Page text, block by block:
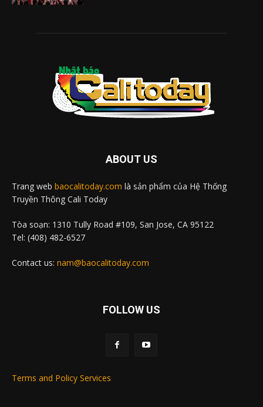
ABOUT US
Trang web baocalitoday.com là sản phẩm của Hệ Thống
Truyền Thông Cali Today
Tòa soạn: 1310 Tully Road #109, San Jose, CA 95122
Tel: (408) 482-6527
Contact us: nam@baocalitoday.com
FOLLOW US
Terms and Policy Services